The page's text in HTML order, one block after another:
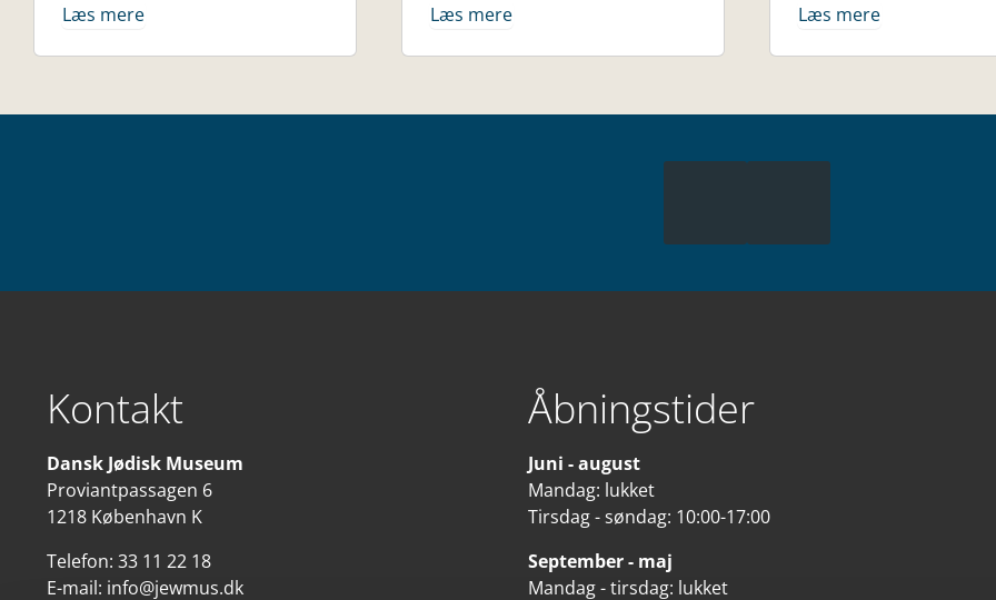
Læs mere Læs mere Læs mere
Kontakt
Dansk Jødisk Museum
Proviantpassagen 6
1218 København K
Telefon: 33 11 22 18
E-mail: info@jewmus.dk
Åbningstider
Juni - august
Mandag: lukket
Tirsdag - søndag: 10:00-17:00
September - maj
Mandag - tirsdag: lukket